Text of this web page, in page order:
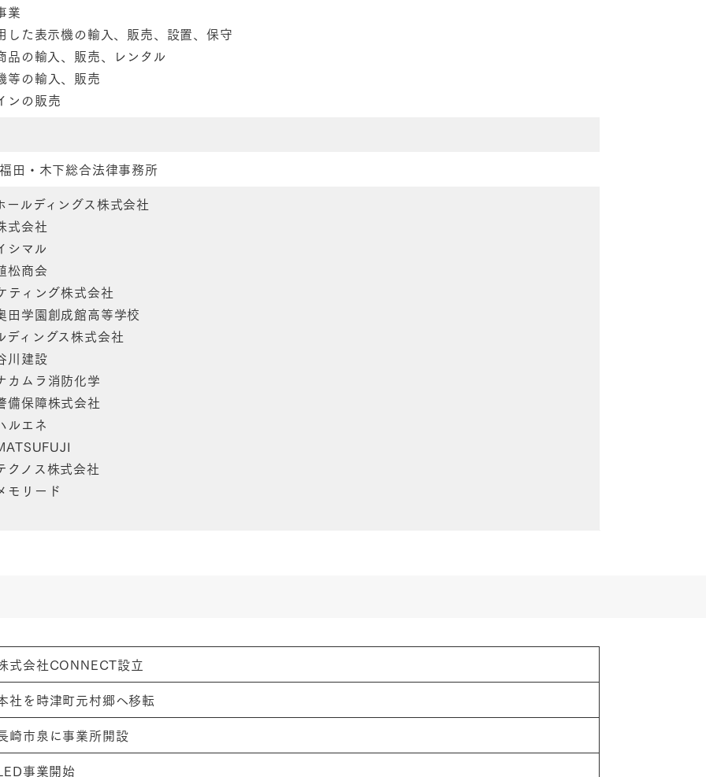
業
た表示機の輸入、販売、設置、保守
の輸入、販売、レンタル
の輸入、販売
ンの販売
田・木下総合法律事務所
ールディングス株式会社
式会社
シマル
松商会
ティング株式会社
田学園創成館高等学校
ディングス株式会社
川建設
カムラ消防化学
備保障株式会社
ルエネ
クノス株式会社
モリード
式会社CONNECT設立
社を時津町元村郷へ移転
崎市泉に事業所開設
事業開始